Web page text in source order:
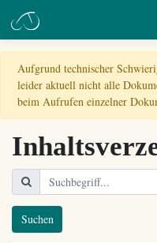
Aufgrund technischer
leider aktuell nicht alle
beim Aufrufen einzelner
Suchen